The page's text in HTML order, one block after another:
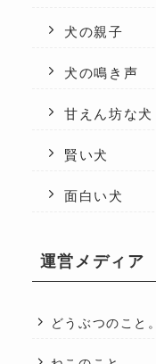
犬の親子
犬の鳴き声
甘えん坊な犬
賢い犬
面白い犬
運営メディア
どうぶつのこと。